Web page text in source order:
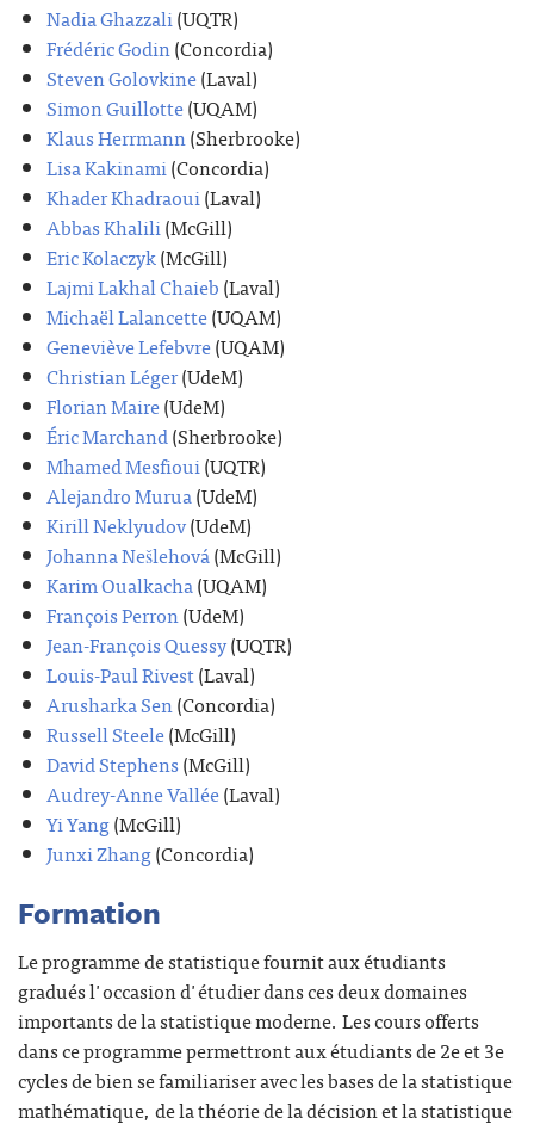
Nadia Ghazzali(UQTR)
Frédéric Godin(Concordia)
Steven Golovkine(Laval)
Simon Guillotte(UQAM)
Klaus Herrmann(Sherbrooke)
Lisa Kakinami(Concordia)
Khader Khadraoui(Laval)
Abbas Khalili(McGill)
Eric Kolaczyk(McGill)
Lajmi Lakhal Chaieb(Laval)
Michaël Lalancette(UQAM)
Geneviève Lefebvre(UQAM)
Christian Léger(UdeM)
Florian Maire(UdeM)
Éric Marchand(Sherbrooke)
Mhamed Mesfioui(UQTR)
Alejandro Murua(UdeM)
Kirill Neklyudov(UdeM)
Johanna Nešlehová(McGill)
Karim Oualkacha(UQAM)
François Perron(UdeM)
Jean-François Quessy(UQTR)
Louis-Paul Rivest(Laval)
Arusharka Sen(Concordia)
Russell Steele(McGill)
David Stephens(McGill)
Audrey-Anne Vallée(Laval)
Yi Yang(McGill)
Junxi Zhang(Concordia)
Formation
Le programme de statistique fournit aux étudiants
gradués l'occasion d'étudier dans ces deux domaines
importants de la statistique moderne. Les cours offerts
dans ce programme permettront aux étudiants de 2e et 3e
cycles de bien se familiariser avec les bases de la statistique
mathématique, de la théorie de la décision et la statistique